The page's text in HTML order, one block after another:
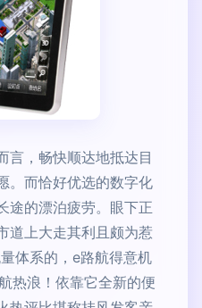
言，畅快顺达地抵达目
。而恰好优选的数字化
途的漂泊疲劳。眼下正
道上大走其利且颇为惹
体系的，e路航得意机
热浪！依靠它全新的便